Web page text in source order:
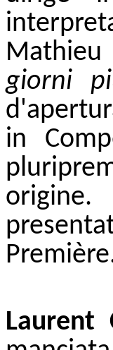
giorni
in
origine.